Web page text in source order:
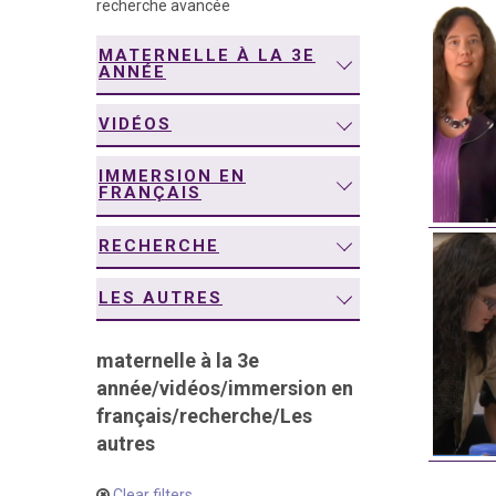
recherche avancée
MATERNELLE À LA 3E
ANNÉE
VIDÉOS
IMMERSION EN
FRANÇAIS
RECHERCHE
LES AUTRES
maternelle à la 3e
année/vidéos/immersion en
français/recherche/Les
autres